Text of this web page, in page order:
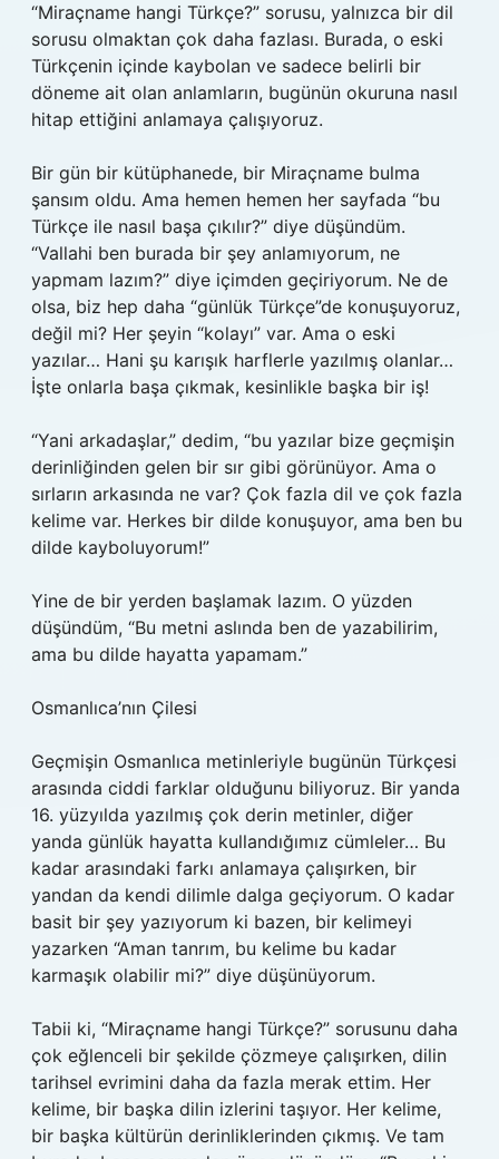
“Miraçname hangi Türkçe?” sorusu, yalnızca bir dil
sorusu olmaktan çok daha fazlası. Burada, o eski
Türkçenin içinde kaybolan ve sadece belirli bir
döneme ait olan anlamların, bugünün okuruna nasıl
hitap ettiğini anlamaya çalışıyoruz.
Bir gün bir kütüphanede, bir Miraçname bulma
şansım oldu. Ama hemen hemen her sayfada “bu
Türkçe ile nasıl başa çıkılır?” diye düşündüm.
“Vallahi ben burada bir şey anlamıyorum, ne
yapmam lazım?” diye içimden geçiriyorum. Ne de
olsa, biz hep daha “günlük Türkçe”de konuşuyoruz,
değil mi? Her şeyin “kolayı” var. Ama o eski
yazılar… Hani şu karışık harflerle yazılmış olanlar…
İşte onlarla başa çıkmak, kesinlikle başka bir iş!
“Yani arkadaşlar,” dedim, “bu yazılar bize geçmişin
derinliğinden gelen bir sır gibi görünüyor. Ama o
sırların arkasında ne var? Çok fazla dil ve çok fazla
kelime var. Herkes bir dilde konuşuyor, ama ben bu
dilde kayboluyorum!”
Yine de bir yerden başlamak lazım. O yüzden
düşündüm, “Bu metni aslında ben de yazabilirim,
ama bu dilde hayatta yapamam.”
Osmanlıca’nın Çilesi
Geçmişin Osmanlıca metinleriyle bugünün Türkçesi
arasında ciddi farklar olduğunu biliyoruz. Bir yanda
16. yüzyılda yazılmış çok derin metinler, diğer
yanda günlük hayatta kullandığımız cümleler… Bu
kadar arasındaki farkı anlamaya çalışırken, bir
yandan da kendi dilimle dalga geçiyorum. O kadar
basit bir şey yazıyorum ki bazen, bir kelimeyi
yazarken “Aman tanrım, bu kelime bu kadar
karmaşık olabilir mi?” diye düşünüyorum.
Tabii ki, “Miraçname hangi Türkçe?” sorusunu daha
çok eğlenceli bir şekilde çözmeye çalışırken, dilin
tarihsel evrimini daha da fazla merak ettim. Her
kelime, bir başka dilin izlerini taşıyor. Her kelime,
bir başka kültürün derinliklerinden çıkmış. Ve tam